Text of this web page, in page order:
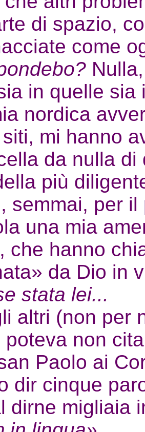
di spazio,
come
in quelle
nordica
mi hanno
da nulla
più
semmai, per
una mia
che hanno
da Dio in
stata lei...
altri (non per
poteva non
Paolo ai
dir cinque
dirne migliaia